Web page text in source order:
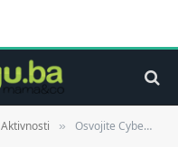
Aktivnosti » Osvojite Cybex autosjedalicu ili Cam Cubo kolica